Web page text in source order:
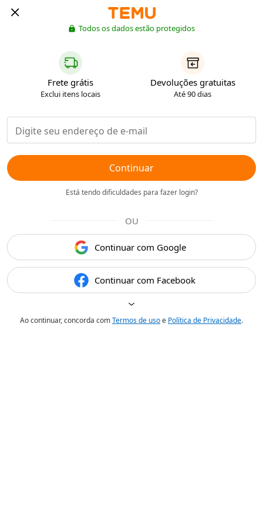
Todos os dados estão protegidos
Frete grátis
Exclui itens locais
Devoluções gratuitas
Até 90 dias
Continuar
Está tendo dificuldades para fazer login?
OU
Continuar com Google
Continuar com Facebook
Ao continuar, concorda comTermos de usoe Política de Privacidade.